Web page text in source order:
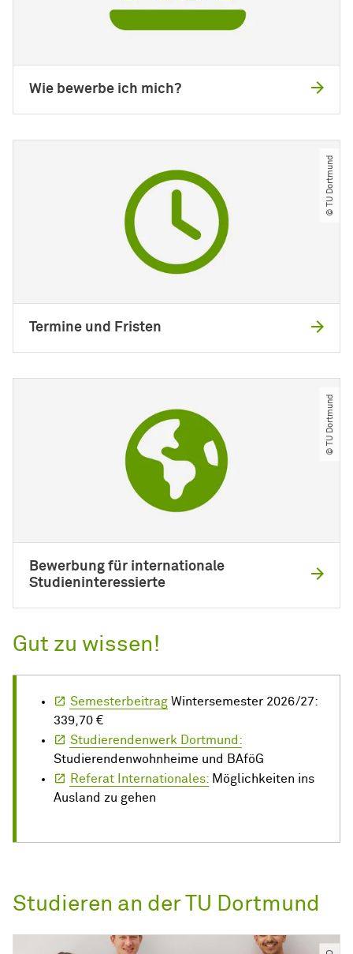
Wie bewerbe ich mich?
© TU Dortmund
Termine und Fristen
© TU Dortmund
Bewerbung für internationale
Studieninteressierte
Gut zu wissen!
Semesterbeitrag Wintersemester 2026/27:
339,70 €
Studierendenwerk Dortmund:
Studierendenwohnheime und BAföG
Referat Internationales: Möglichkeiten ins
Ausland zu gehen
Studieren an der TU Dortmund